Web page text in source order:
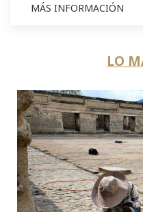
MÁS INFORMACIÓN
LO